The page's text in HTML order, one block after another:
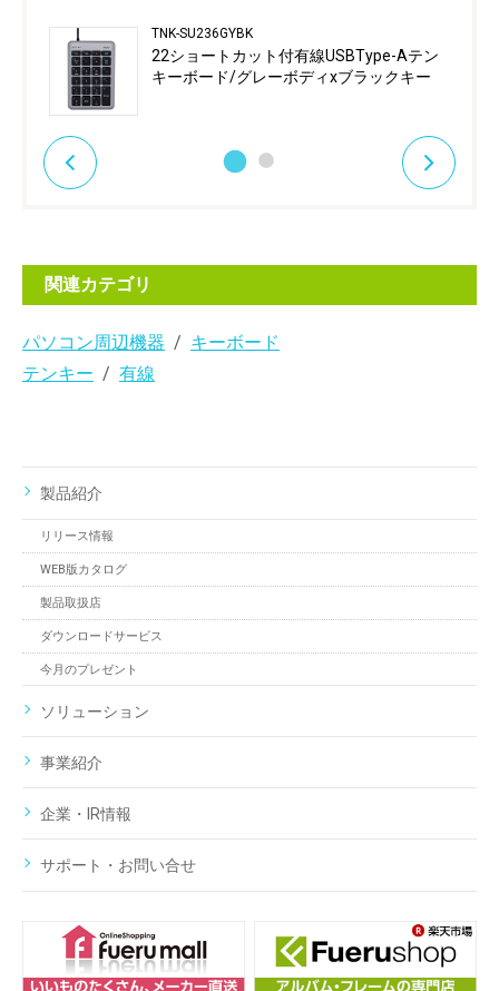
TNK-SU236GYBK
22ショートカット付有線USBType-Aテン
キーボード/グレーボディxブラックキー
関連カテゴリ
パソコン周辺機器
キーボード
テンキー
有線
製品紹介
リリース情報
WEB版カタログ
製品取扱店
ダウンロードサービス
今月のプレゼント
ソリューション
事業紹介
企業・IR情報
サポート・お問い合せ